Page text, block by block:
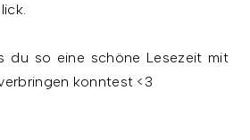
du so eine schöne Lesezeit mit
konntest <3